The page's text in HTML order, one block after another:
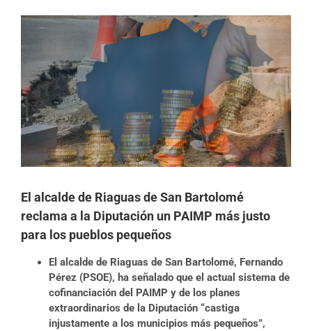
Ver
grande
El alcalde de Riaguas de San Bartolomé
reclama a la Diputación un PAIMP más justo
para los pueblos pequeños
El alcalde de Riaguas de San Bartolomé, Fernando
Pérez (PSOE), ha señalado que el actual sistema de
cofinanciación del PAIMP y de los planes
extraordinarios de la Diputación “castiga
injustamente a los municipios más pequeños”,